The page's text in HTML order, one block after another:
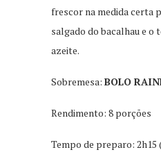
frescor na medida certa
salgado do bacalhau e o
azeite.
Sobremesa: BOLO
Rendimento: 8 porções
Tempo de preparo: 2h15